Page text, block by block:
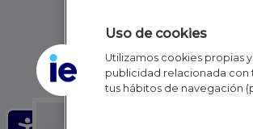
Uso de cookies
Utilizamos cookies propias
publicidad relacionada con
tus hábitos de navegación